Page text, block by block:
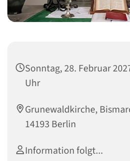
Sonntag, 28. Februar
Uhr
Grunewaldkirche,
14193 Berlin
Information folgt...